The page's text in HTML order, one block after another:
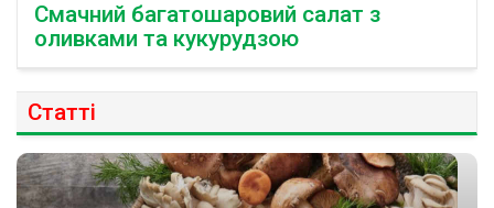
Смачний багатошаровий салат з
оливками та кукурудзою
Статті